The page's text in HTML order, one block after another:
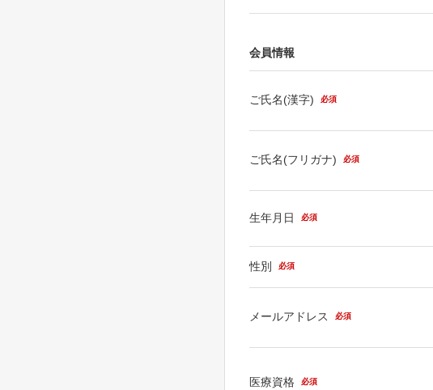
会員情報
ご氏名(漢字) 必須
ご氏名(フリガナ) 必須
生年月日 必須
性別 必須
メールアドレス 必須
医療資格 必須